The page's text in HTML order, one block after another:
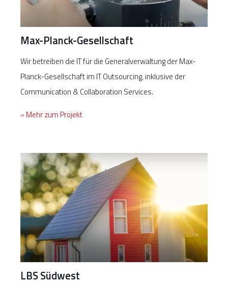
Max-Planck-Gesellschaft
Wir betreiben die IT für die Generalverwaltung der Max-
Planck-Gesellschaft im IT Outsourcing, inklusive der
Communication & Collaboration Services.
» Mehr zum Projekt
LBS Südwest